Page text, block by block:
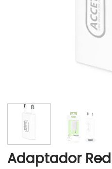
Adaptador Red